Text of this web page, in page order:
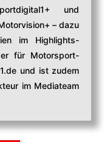
und
– dazu
im Highlights-
für Motorsport-
und ist zudem
im Mediateam